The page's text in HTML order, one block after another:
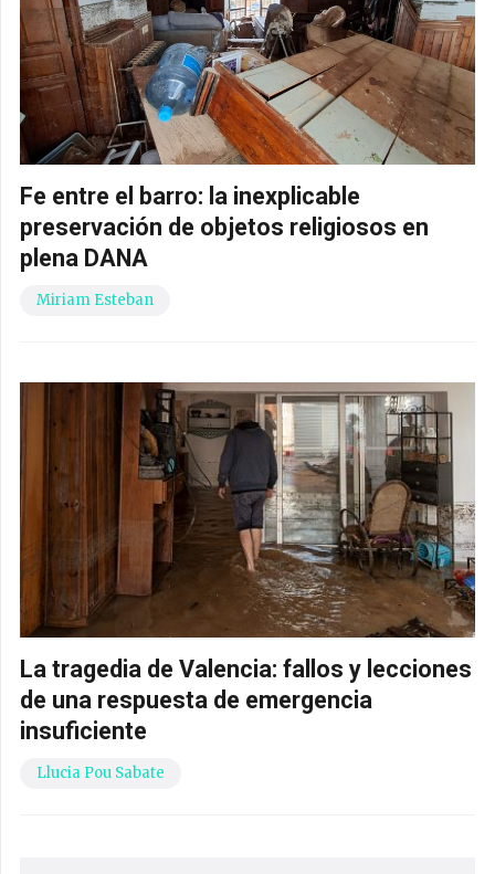
Fe entre el barro: la inexplicable
preservación de objetos religiosos en
plena DANA
Miriam Esteban
La tragedia de Valencia: fallos y lecciones
de una respuesta de emergencia
insuficiente
Llucia Pou Sabate